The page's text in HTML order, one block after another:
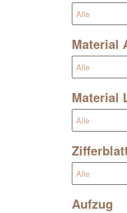
Material
Material
Aufzug